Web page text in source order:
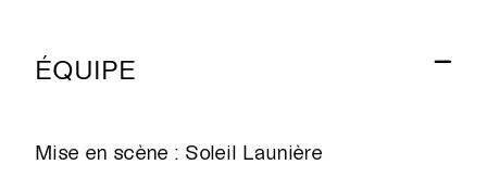
ÉQUIPE
Mise en scène : Soleil Launière